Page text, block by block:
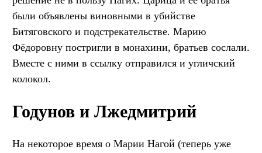
были объявлены виновными в убийстве
Битяговского и подстрекательстве. Марию
Фёдоровну постригли в монахини, братьев сослали.
Вместе с ними в ссылку отправился и угличский
колокол.
Годунов и Лжедмитрий
На некоторое время о Марии Нагой (теперь уже